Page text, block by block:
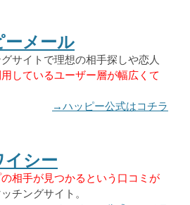
ーメール
サイトで理想の相手探しや恋人
しているユーザー層が幅広くて
→ハッピー公式はコチラ
イシー
の相手が見つかるという口コミが
チングサイト。